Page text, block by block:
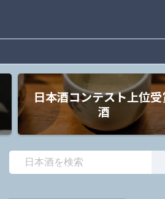
日本酒コンテスト上位
酒